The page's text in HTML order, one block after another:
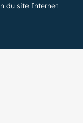
du site Internet